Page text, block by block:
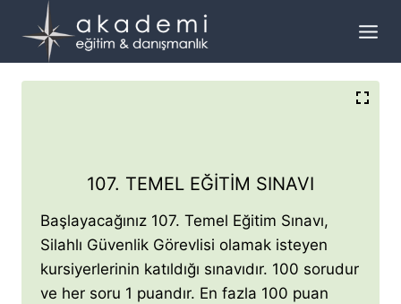
content
107. TEMEL EĞITIM SINAVI
Başlayacağınız 107. Temel Eğitim Sınavı,
Silahlı Güvenlik Görevlisi olamak isteyen
kursiyerlerinin katıldığı sınavıdır. 100 sorudur
ve her soru 1 puandır. En fazla 100 puan